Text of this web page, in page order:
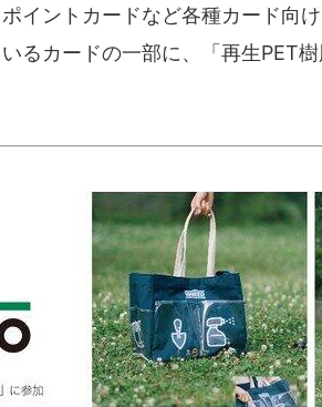
イントカードなど各種カード向
るカードの一部に、「再生PET